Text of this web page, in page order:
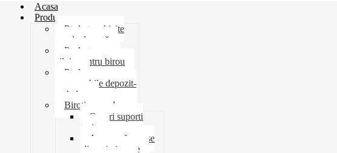
Acasa
Produse
Pachet rechizite
școala de vară
Pachet necesar
zilnic pentru birou
Pachet
consumabile depozit-
ambalare
Birotica-produse
Cosuri suporti
tavite
Ace agrafe capse
clipsuri pioneze